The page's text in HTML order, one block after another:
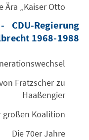
Ära „Kaiser Otto”
Regierung
1968-1988
Fratzscher zu
Haaßengier
großen Koalition
Die 70er Jahre